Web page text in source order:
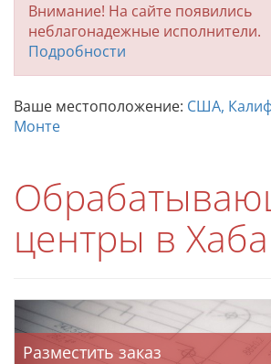
Внимание! На сайте появились
неблагонадежные исполнители.
Подробности
Ваше местоположение: США,
Монте
центры в
Разместить заказ